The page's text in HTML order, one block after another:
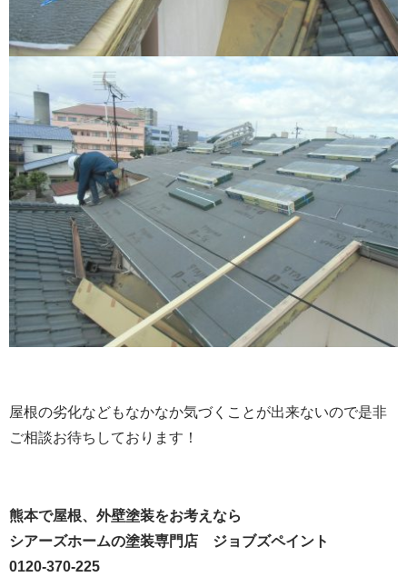
屋根の劣化などもなかなか気づくことが出来ないので是非
ご相談お待ちしております！
熊本で屋根、外壁塗装をお考えなら
シアーズホームの塗装専門店 ジョブズペイント
0120-370-225